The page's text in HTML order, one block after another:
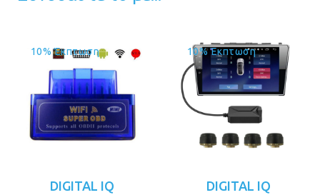
10% Έκπτωση
DIGITAL IQ
10% Έκπτωση
DIGITAL IQ